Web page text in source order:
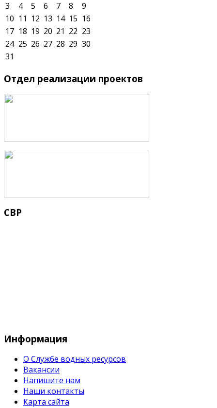
3
4 5 6 7 8
9
10 11 12 13 14 15 16
17 18 19 20 21 22 23
24 25 26 27 28 29 30
31
Отдел реализации проектов
СВР
Информация
О Службе водных ресурсов
Вакансии
Напишите нам
Наши контакты
Карта сайта